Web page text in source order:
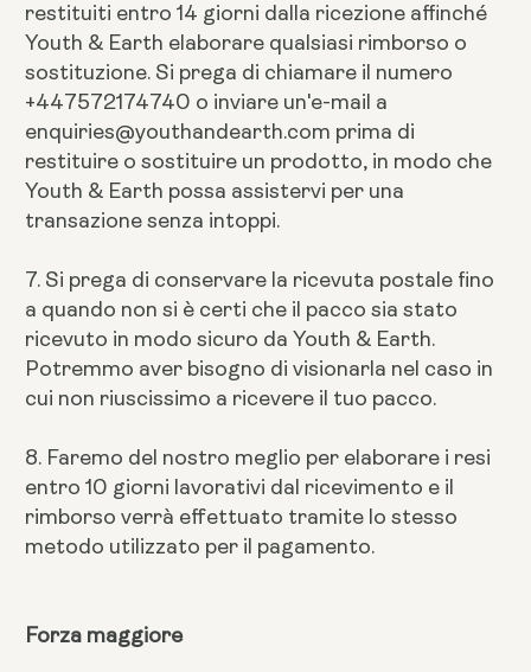
restituiti entro 14 giorni dalla ricezione affinché
Youth & Earth elaborare qualsiasi rimborso o
sostituzione. Si prega di chiamare il numero
+447572174740 o inviare un'e-mail a
enquiries@youthandearth.com prima di
restituire o sostituire un prodotto, in modo che
Youth & Earth possa assistervi per una
transazione senza intoppi.
7. Si prega di conservare la ricevuta postale fino
a quando non si è certi che il pacco sia stato
ricevuto in modo sicuro da Youth & Earth.
Potremmo aver bisogno di visionarla nel caso in
cui non riuscissimo a ricevere il tuo pacco.
8. Faremo del nostro meglio per elaborare i resi
entro 10 giorni lavorativi dal ricevimento e il
rimborso verrà effettuato tramite lo stesso
metodo utilizzato per il pagamento.
Forza maggiore